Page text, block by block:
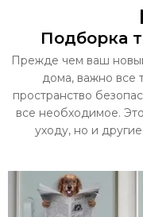
Подборка
Прежде чем ваш
дома, важно все
пространство
все необходимое.
уходу, но и